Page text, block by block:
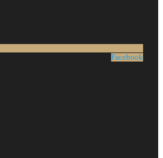
Facebook